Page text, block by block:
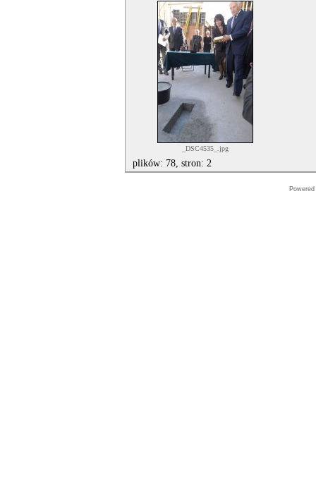
_DSC4535_.jpg
plików: 78, stron: 2